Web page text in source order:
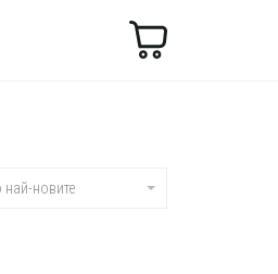
Търсене
най-новите